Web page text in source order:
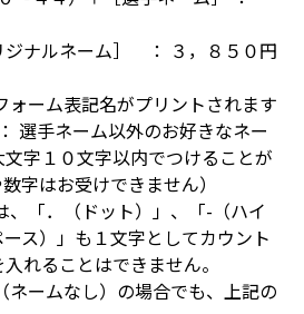
ジナルネーム］ ： ３，８５０円
ォーム表記名がプリントされます
選手ネーム以外のお好きなネー
字１０文字以内でつけることが
字はお受けできません）
、「．（ドット）」、「-（ハイ
ス）」も１文字としてカウント
れることはできません。
ネームなし）の場合でも、上記の